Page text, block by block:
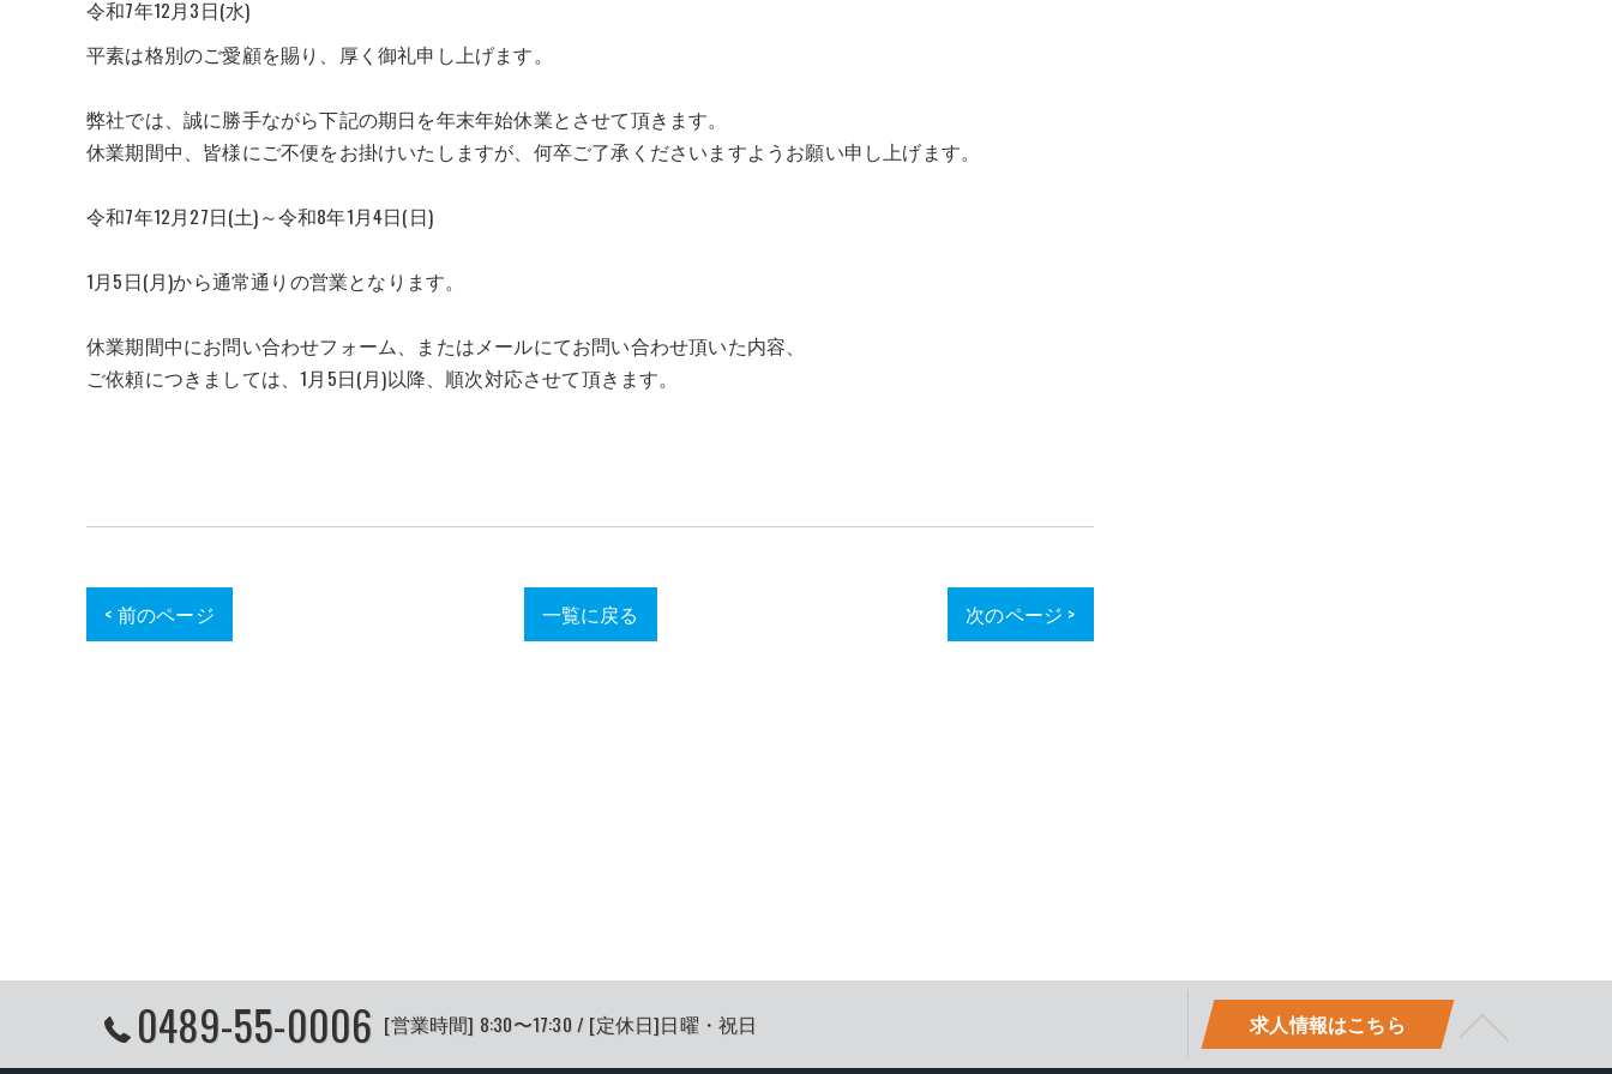
令和7年12月3日(水)
平素は格別のご愛顧を賜り、厚く御礼申し上げます。
弊社では、誠に勝手ながら下記の期日を年末年始休業とさせて頂きます。
休業期間中、皆様にご不便をお掛けいたしますが、何卒ご了承くださいますようお願い申し上げます。
令和7年12月27日(土)～令和8年1月4日(日)
1月5日(月)から通常通りの営業となります。
休業期間中にお問い合わせフォーム、またはメールにてお問い合わせ頂いた内容、
ご依頼につきましては、1月5日(月)以降、順次対応させて頂きます。
< 前のページ 一覧に戻る 次のページ >
0489-55-0006 [営業時間] 8:30〜17:30 / [定休日]日曜・祝日 求人情報はこちら